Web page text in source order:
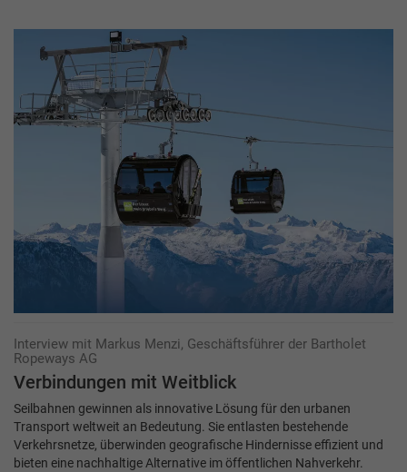
Interview mit Markus Menzi, Geschäftsführer der Bartholet
Ropeways AG
Verbindungen mit Weitblick
Seilbahnen gewinnen als innovative Lösung für den urbanen
Transport weltweit an Bedeutung. Sie entlasten bestehende
Verkehrsnetze, überwinden geografische Hindernisse effizient und
bieten eine nachhaltige Alternative im öffentlichen Nahverkehr.